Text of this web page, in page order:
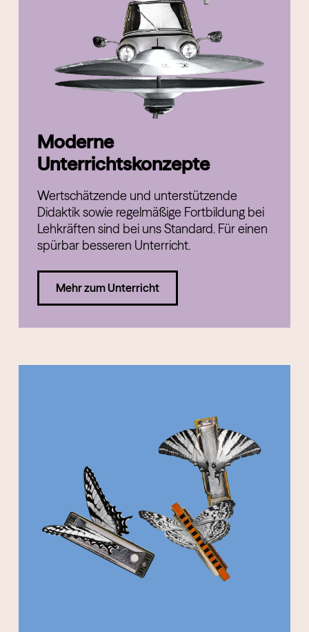
Moderne
Unterrichtskonzepte
Wertschätzende und unterstützende
Didaktik sowie regelmäßige Fortbildung bei
Lehkräften sind bei uns Standard. Für einen
spürbar besseren Unterricht.
Mehr zum Unterricht